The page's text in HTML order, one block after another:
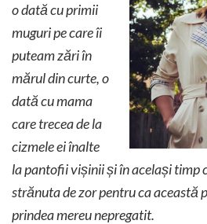
o dată cu primii
muguri pe care îi
puteam zări în
mărul din curte, o
dată cu mama
care trecea de la
cizmele ei înalte
la pantofii vișinii și în același timp
strănuta de zor pentru ca această
prindea mereu nepregatit.